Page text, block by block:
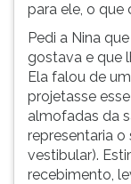
para ele, o que
Pedi a Nina
gostava e que
Ela falou de
projetasse
almofadas da
representaria o
vestibular).
recebimento,